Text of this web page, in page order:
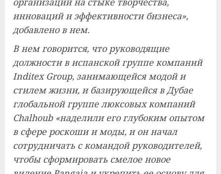
инноваций и эффективности бизнеса»,
добавлено в нем.
В нем говорится, что руководящие
должности в испанской группе компаний
Inditex Group, занимающейся модой и
стилем жизни, и базирующейся в Дубае
глобальной группе люксовых компаний
Chalhoub «наделили его глубоким опытом
в сфере роскоши и моды, и он начал
сотрудничать с командой руководителей,
чтобы сформировать смелое новое